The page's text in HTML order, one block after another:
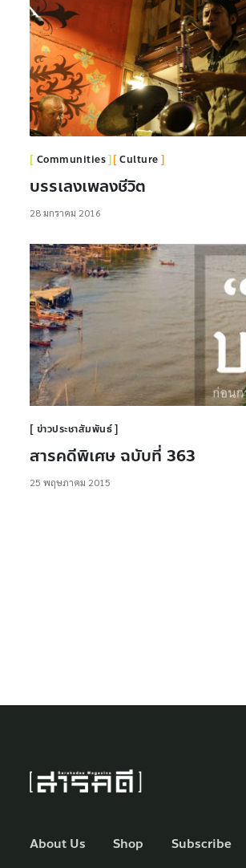
Communities Culture
บรรเลงเพลงชีวิต
28 มกราคม 2016
ข่าวประชาสัมพันธ์
สารคดีพิเศษ ฉบับที่ 363
25 พฤษภาคม 2015
About Us Shop Subscribe